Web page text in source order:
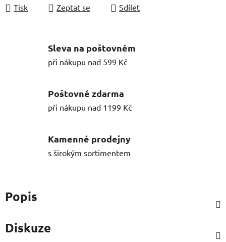
Tisk Zeptat se Sdílet
Sleva na poštovném
při nákupu nad 599 Kč
Poštovné zdarma
při nákupu nad 1199 Kč
Kamenné prodejny
s širokým sortimentem
Popis
Diskuze